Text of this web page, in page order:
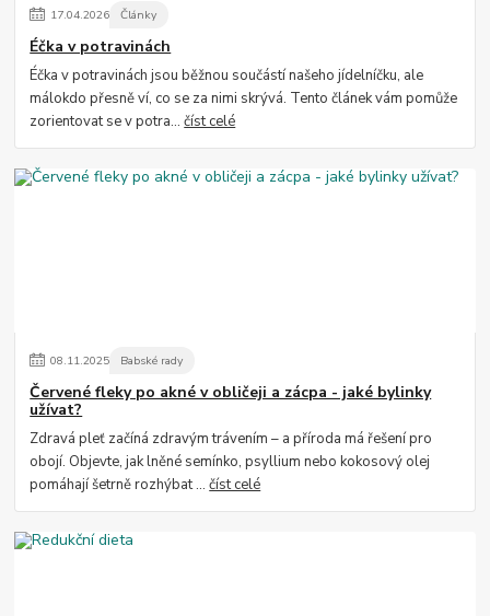
17.04.2026 Články
Éčka v potravinách
Éčka v potravinách jsou běžnou součástí našeho jídelníčku, ale
málokdo přesně ví, co se za nimi skrývá. Tento článek vám pomůže
zorientovat se v potra...číst celé
08.11.2025 Babské rady
Červené fleky po akné v obličeji a zácpa - jaké bylinky
užívat?
Zdravá pleť začíná zdravým trávením – a příroda má řešení pro
obojí. Objevte, jak lněné semínko, psyllium nebo kokosový olej
pomáhají šetrně rozhýbat ...číst celé